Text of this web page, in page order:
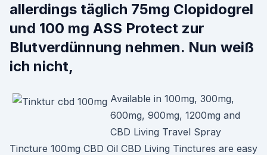
allerdings täglich 75mg Clopidogrel
und 100 mg ASS Protect zur
Blutverdünnung nehmen. Nun weiß
ich nicht,
Available in 100mg, 300mg,
600mg, 900mg, 1200mg and
CBD Living Travel Spray
Tincture 100mg CBD Oil CBD Living Tinctures are easy